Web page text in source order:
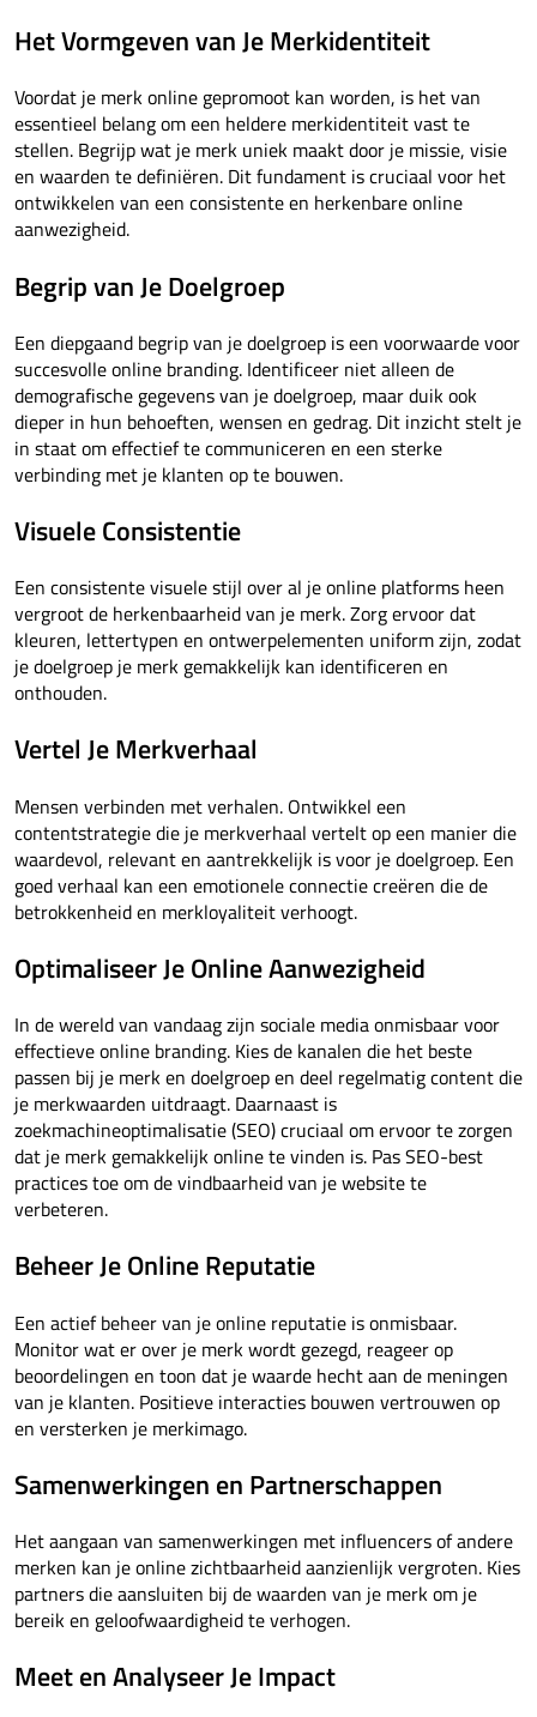
Het Vormgeven van Je Merkidentiteit
Voordat je merk online gepromoot kan worden, is het van
essentieel belang om een heldere merkidentiteit vast te
stellen. Begrijp wat je merk uniek maakt door je missie, visie
en waarden te definiëren. Dit fundament is cruciaal voor het
ontwikkelen van een consistente en herkenbare online
aanwezigheid.
Begrip van Je Doelgroep
Een diepgaand begrip van je doelgroep is een voorwaarde voor
succesvolle online branding. Identificeer niet alleen de
demografische gegevens van je doelgroep, maar duik ook
dieper in hun behoeften, wensen en gedrag. Dit inzicht stelt je
in staat om effectief te communiceren en een sterke
verbinding met je klanten op te bouwen.
Visuele Consistentie
Een consistente visuele stijl over al je online platforms heen
vergroot de herkenbaarheid van je merk. Zorg ervoor dat
kleuren, lettertypen en ontwerpelementen uniform zijn, zodat
je doelgroep je merk gemakkelijk kan identificeren en
onthouden.
Vertel Je Merkverhaal
Mensen verbinden met verhalen. Ontwikkel een
contentstrategie die je merkverhaal vertelt op een manier die
waardevol, relevant en aantrekkelijk is voor je doelgroep. Een
goed verhaal kan een emotionele connectie creëren die de
betrokkenheid en merkloyaliteit verhoogt.
Optimaliseer Je Online Aanwezigheid
In de wereld van vandaag zijn sociale media onmisbaar voor
effectieve online branding. Kies de kanalen die het beste
passen bij je merk en doelgroep en deel regelmatig content die
je merkwaarden uitdraagt. Daarnaast is
zoekmachineoptimalisatie (SEO) cruciaal om ervoor te zorgen
dat je merk gemakkelijk online te vinden is. Pas SEO-best
practices toe om de vindbaarheid van je website te
verbeteren.
Beheer Je Online Reputatie
Een actief beheer van je online reputatie is onmisbaar.
Monitor wat er over je merk wordt gezegd, reageer op
beoordelingen en toon dat je waarde hecht aan de meningen
van je klanten. Positieve interacties bouwen vertrouwen op
en versterken je merkimago.
Samenwerkingen en Partnerschappen
Het aangaan van samenwerkingen met influencers of andere
merken kan je online zichtbaarheid aanzienlijk vergroten. Kies
partners die aansluiten bij de waarden van je merk om je
bereik en geloofwaardigheid te verhogen.
Meet en Analyseer Je Impact